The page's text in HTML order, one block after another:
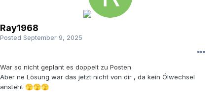
Ray1968
Posted September 9, 2025
War so nicht geplant es doppelt zu Posten
Aber ne Lösung war das jetzt nicht von dir , da kein Ölwechsel
ansteht 🫣🫣🫣